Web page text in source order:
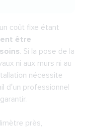
coût fixe étant
être
. Si la pose de la
ni aux murs ni au
nécessite
d’un professionnel
près,